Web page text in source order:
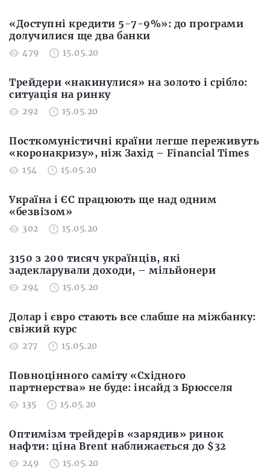
«Доступні кредити 5-7-9%»: до програми
долучилися ще два банки
479 15.05.20
Трейдери «накинулися» на золото і срібло:
ситуація на ринку
292 15.05.20
Посткомуністичні країни легше переживуть
«коронакризу», ніж Захід – Financial Times
154 15.05.20
Україна і ЄС працюють ще над одним
«безвізом»
302 15.05.20
3150 з 200 тисяч українців, які
задекларували доходи, – мільйонери
294 15.05.20
Долар і євро стають все слабше на міжбанку:
свіжий курс
277 15.05.20
Повноцінного саміту «Східного
партнерства» не буде: інсайд з Брюсселя
135 15.05.20
Оптимізм трейдерів «зарядив» ринок
нафти: ціна Brent наближається до $32
249 15.05.20